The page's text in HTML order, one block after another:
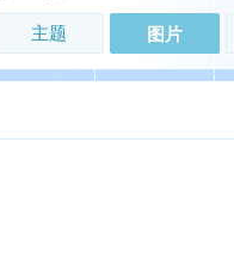
主题 图片